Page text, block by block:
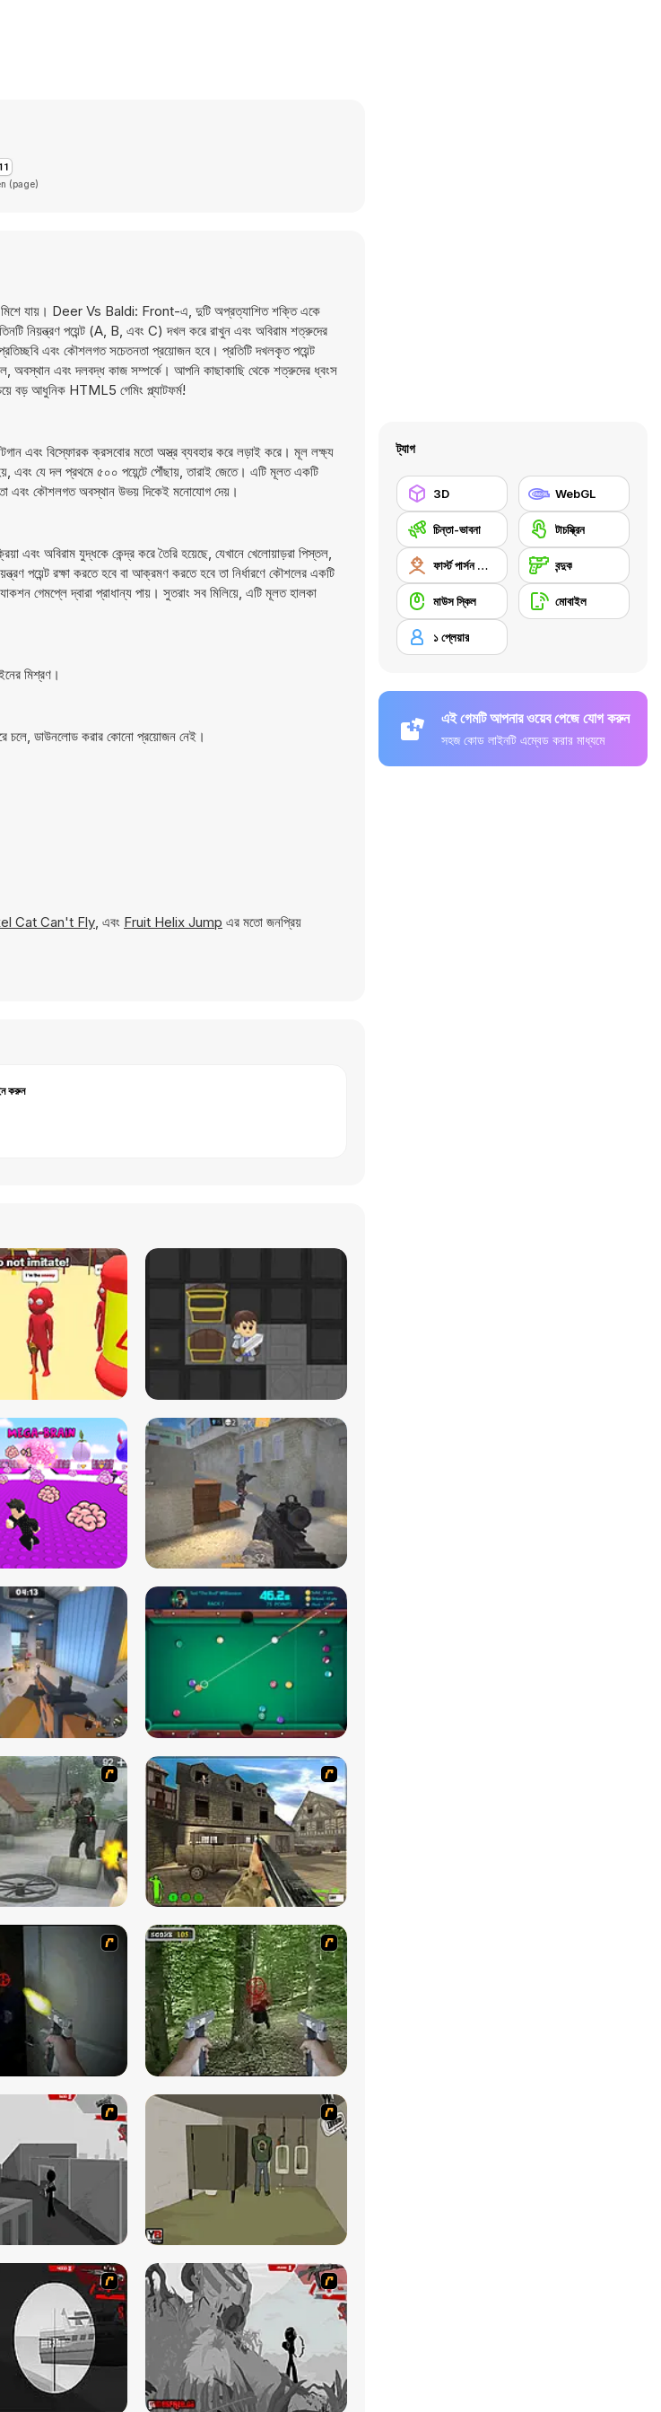
(page)
মিশে যায়। Deer Vs Baldi: Front-এ, দুটি অপ্রত্যাশিত শক্তি একে
নিয়ন্ত্রণ পয়েন্ট (A, B, এবং C) দখল করে রাখুন এবং অবিরাম শত্রুদের
এবং কৌশলগত সচেতনতা প্রয়োজন হবে। প্রতিটি দখলকৃত পয়েন্ট
অবস্থান এবং দলবদ্ধ কাজ সম্পর্কে। আপনি কাছাকাছি থেকে শত্রুদের ধ্বংস
বড় আধুনিক HTML5 গেমিং প্ল্যাটফর্ম!
এবং বিস্ফোরক ক্রসবোর মতো অস্ত্র ব্যবহার করে লড়াই করে। মূল লক্ষ্য
এবং যে দল প্রথমে ৫০০ পয়েন্টে পৌঁছায়, তারাই জেতে। এটি মূলত একটি
এবং কৌশলগত অবস্থান উভয় দিকেই মনোযোগ দেয়।
অবিরাম যুদ্ধকে কেন্দ্র করে তৈরি হয়েছে, যেখানে খেলোয়াড়রা পিস্তল,
পয়েন্ট রক্ষা করতে হবে বা আক্রমণ করতে হবে তা নির্ধারণে কৌশলের একটি
গেমপ্লে দ্বারা প্রাধান্য পায়। সুতরাং সব মিলিয়ে, এটি মূলত হালকা
মিশ্রণ।
চলে, ডাউনলোড করার কোনো প্রয়োজন নেই।
Cat Can't Fly, এবং Fruit Helix Jump এর মতো জনপ্রিয়
করুন
ট্যাগ
3D WebGL
চিন্তা-ভাবনা টাচস্ক্রিন
ফার্স্ট পার্সন শ্যুটার বন্দুক
মাউস স্কিল মোবাইল
১ প্লেয়ার
এই গেমটি আপনার ওয়েব পেজে যোগ করুন
সহজ কোড লাইনটি এম্বেড করার মাধ্যমে